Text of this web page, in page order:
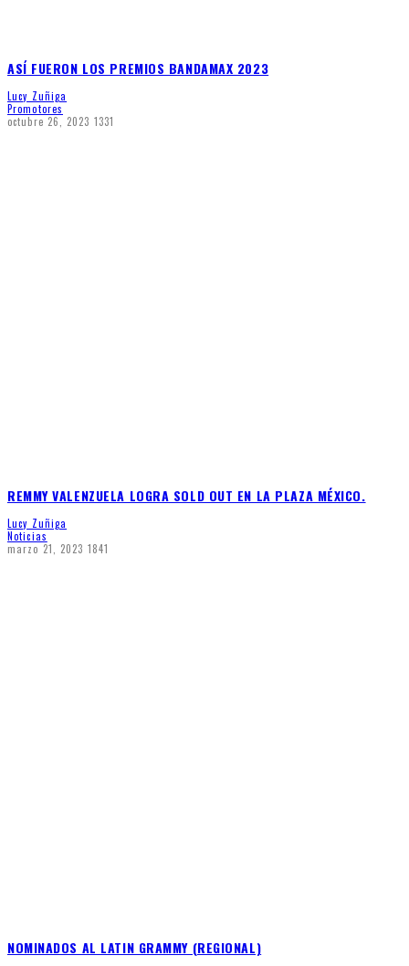
ASÍ FUERON LOS PREMIOS BANDAMAX 2023
Lucy Zuñiga
Promotores
octubre 26, 2023 1331
REMMY VALENZUELA LOGRA SOLD OUT EN LA PLAZA MÉXICO.
Lucy Zuñiga
Noticias
marzo 21, 2023 1841
NOMINADOS AL LATIN GRAMMY (REGIONAL)